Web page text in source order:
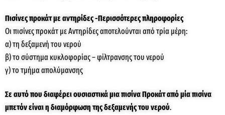
Πισίνες προκάτ με αντηρίδες -Περισσότερες πληροφορίες
Οι πισίνες προκάτ με Αντηρίδες αποτελούνται από τρία μέρη:
α) τη δεξαμενή του νερού
β) το σύστημα κυκλοφορίας – φίλτρανσης του νερού
γ) το τμήμα απολύμανσης
Σε αυτό που διαφέρει ουσιαστικά μια πισίνα Προκάτ από μία πισίνα
μπετόν είναι η διαμόρφωση της δεξαμενής του νερού.